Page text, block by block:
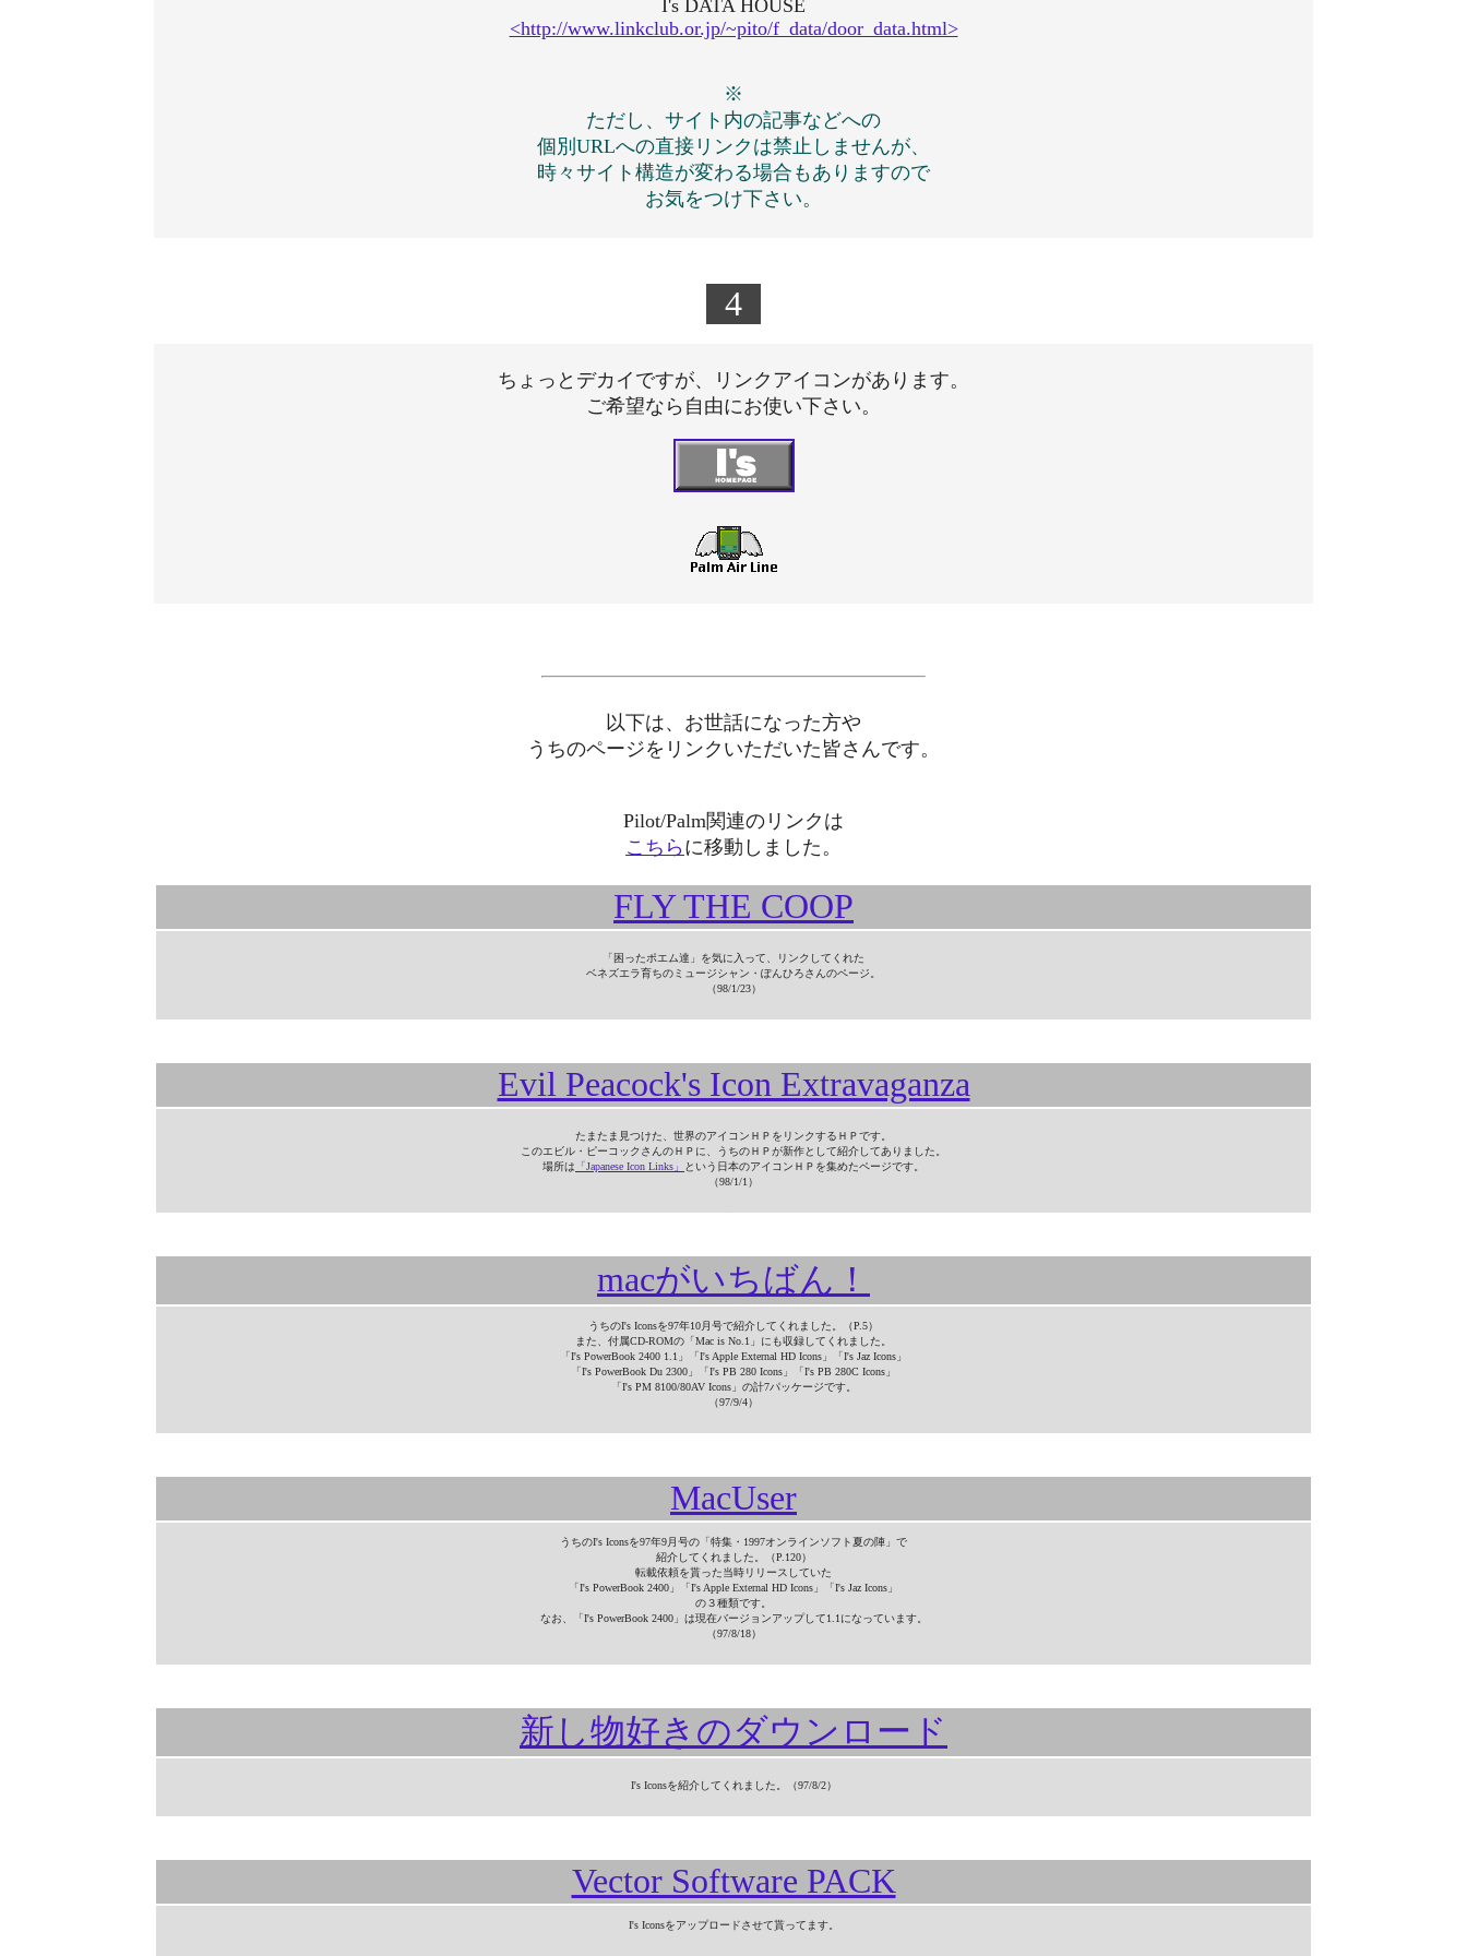
I's DATA HOUSE
<http://www.linkclub.or.jp/~pito/f_data/door_data.html>
※
ただし、サイト内の記事などへの
個別URLへの直接リンクは禁止しませんが、
時々サイト構造が変わる場合もありますので
お気をつけ下さい。
4
ちょっとデカイですが、リンクアイコンがあります。
ご希望なら自由にお使い下さい。
以下は、お世話になった方や
うちのページをリンクいただいた皆さんです。
Pilot/Palm関連のリンクは
こちら に移動しました。
FLY THE COOP
「困ったポエム達」を気に入って、リンクしてくれた
ベネズエラ育ちのミュージシャン・ぽんひろさんのページ。
（98/1/23）
Evil Peacock's Icon Extravaganza
たまたま見つけた、世界のアイコンＨＰをリンクするＨＰです。
このエビル・ピーコックさんのＨＰに、うちのＨＰが新作として紹介してありました。
場所は 「Japanese Icon Links」
という日本のアイコンＨＰを集めたページです。
（98/1/1）
macがいちばん！
うちのI's Iconsを97年10月号で紹介してくれました。（P.5）
また、付属CD-ROMの「Mac is No.1」にも収録してくれました。
「I's PowerBook 2400 1.1」「I's Apple External HD Icons」「I's Jaz Icons」
「I's PowerBook Du 2300」「I's PB 280 Icons」「I's PB 280C Icons」
「I's PM 8100/80AV Icons」の計7パッケージです。
（97/9/4）
MacUser
うちのI's Iconsを97年9月号の「特集・1997オンラインソフト夏の陣」で
紹介してくれました。（P.120）
転載依頼を貰った当時リリースしていた
「I's PowerBook 2400」「I's Apple External HD Icons」「I's Jaz Icons」
の３種類です。
なお、「I's PowerBook 2400」は現在バージョンアップして1.1になっています。
（97/8/18）
新し物好きのダウンロード
I's Iconsを紹介してくれました。（97/8/2）
Vector Software PACK
I's Iconsをアップロードさせて貰ってます。